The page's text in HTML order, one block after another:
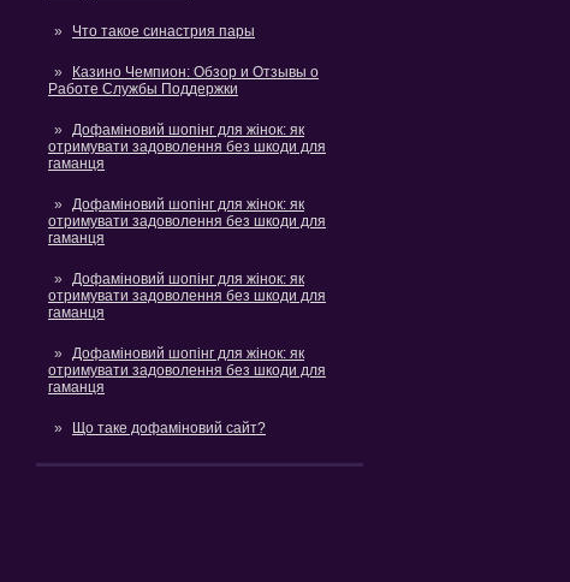
Что такое синастрия пары
Казино Чемпион: Обзор и Отзывы о
Работе Службы Поддержки
Дофаміновий шопінг для жінок: як
отримувати задоволення без шкоди для
гаманця
Дофаміновий шопінг для жінок: як
отримувати задоволення без шкоди для
гаманця
Дофаміновий шопінг для жінок: як
отримувати задоволення без шкоди для
гаманця
Дофаміновий шопінг для жінок: як
отримувати задоволення без шкоди для
гаманця
Що таке дофаміновий сайт?